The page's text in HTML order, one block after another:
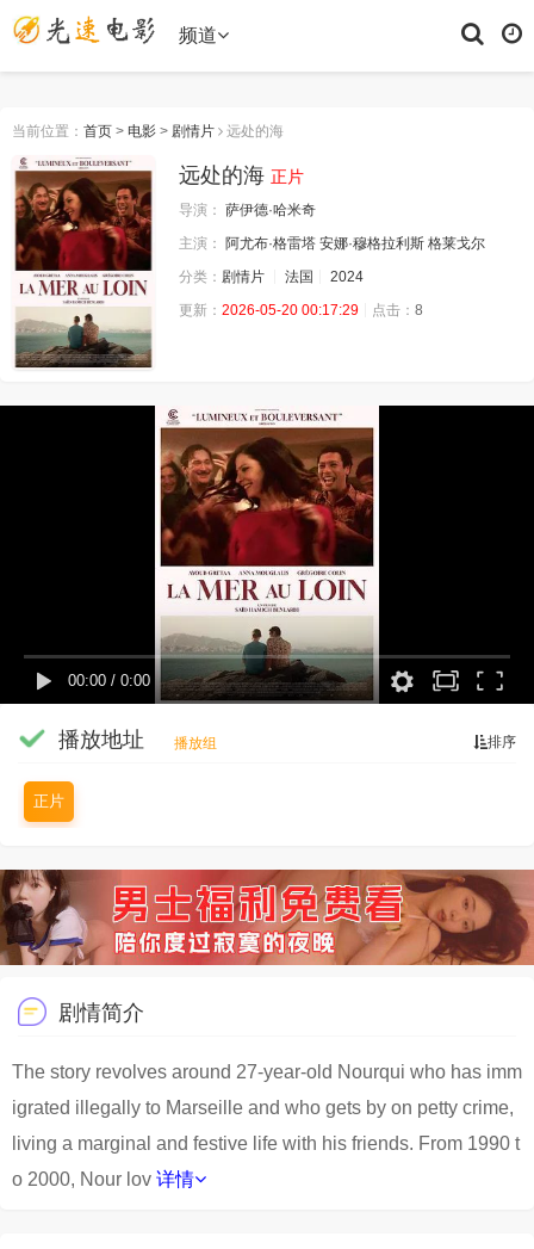
频道
当前位置： 首页 > 电影 > 剧情片 远处的海
远处的海 正片
导演： 萨伊德·哈米奇
主演：
阿尤布·格雷塔 安娜·穆格拉利斯 格莱戈尔
分类： 剧情片 法国
2024
更新： 2026-05-20 00:17:29 点击： 8
00:00 / 0:00
排序
播放地址 播放组
正片
剧情简介
The story revolves around 27-year-old Nourqui who has imm
igrated illegally to Marseille and who gets by on petty crime,
living a marginal and festive life with his friends. From 1990 t
o 2000, Nour lov 详情